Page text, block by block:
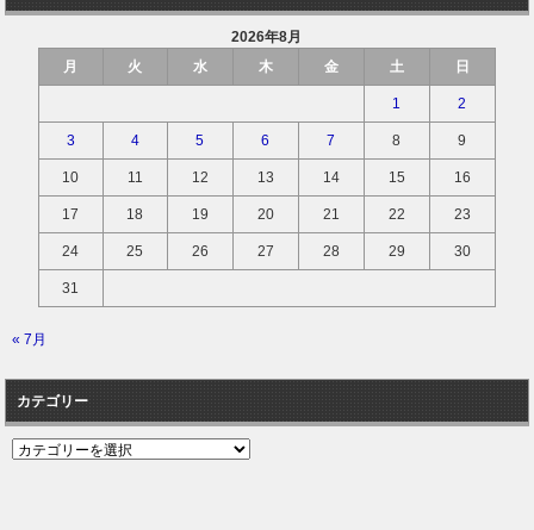
2026年8月
月
火 水 木 金 土 日
1 2
3 4 5 6 7 8 9
10 11 12 13 14 15 16
17 18 19 20 21 22 23
24 25 26 27 28 29 30
31
« 7月
カテゴリー
カ